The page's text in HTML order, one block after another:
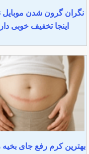
نگران گرون شدن موبایل
اینجا تخفیف خوبی
بهترین کرم رفع جای بخیه